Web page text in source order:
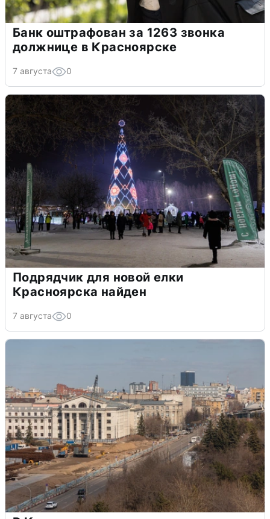
Банк оштрафован за 1263 звонка
должнице в Красноярске
7 августа 0
Подрядчик для новой елки
Красноярска найден
7 августа 0